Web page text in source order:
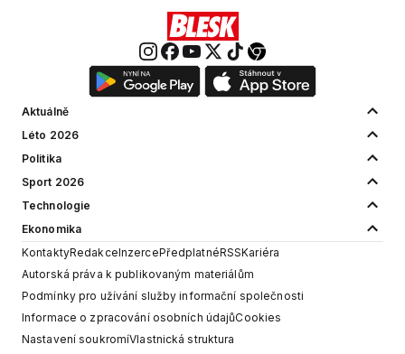
Aktuálně
Léto 2026
Politika
Sport 2026
Technologie
Ekonomika
KontaktyRedakceInzercePředplatnéRSSKariéra
Autorská práva k publikovaným materiálům
Podmínky pro užívání služby informační společnosti
Informace o zpracování osobních údajůCookies
Nastavení soukromíVlastnická struktura